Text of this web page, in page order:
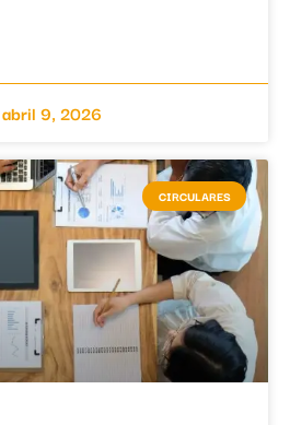
abril 9, 2026
CIRCULARES